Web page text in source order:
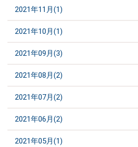
2021年11月(1)
2021年10月(1)
2021年09月(3)
2021年08月(2)
2021年07月(2)
2021年06月(2)
2021年05月(1)